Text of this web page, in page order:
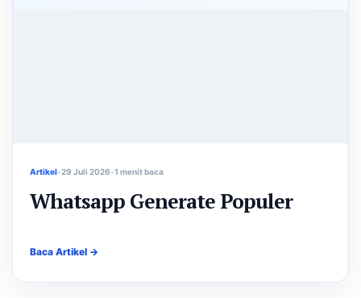
Artikel 29 Juli 2026 1 menit baca
Whatsapp Generate Populer
Baca Artikel →